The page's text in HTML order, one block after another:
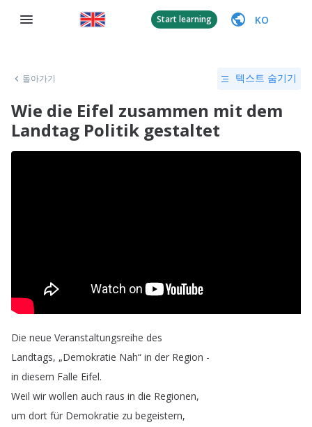
Start learning KO
돌아가기 텍스트 숨기기
Wie die Eifel zusammen mit dem
Landtag Politik gestaltet
Die neue Veranstaltungsreihe des
Landtags, „Demokratie Nah“ in der Region -
in diesem Falle Eifel.
Weil wir wollen auch raus in die Regionen,
um dort für Demokratie zu begeistern,